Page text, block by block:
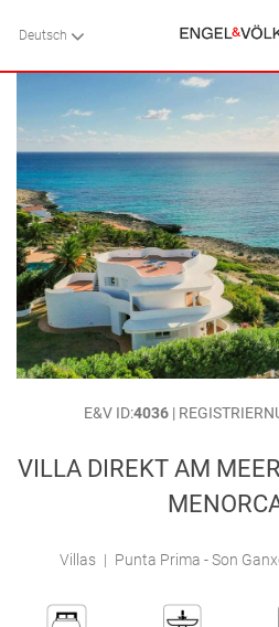
Deutsch
Deutsch
FERIENHÄUSER
ZURÜCK
ZURÜCK
ZURÜCK
DIENSTLEISTUNGEN
KONTAKT
Favoriten
Blog
Engel & Völkers Holiday Villas
PRIMA - SON GANXO> VILLA DIREKT AM
E&V ID:4036|
VILLA DIREKT AM
Villas | Punta Prima - Son